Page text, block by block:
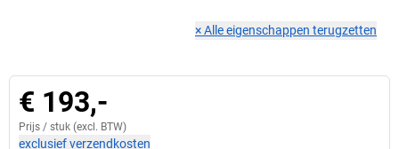
×Alle eigenschappen terugzetten
€ 193,-
Prijs / stuk (excl. BTW)
exclusief verzendkosten